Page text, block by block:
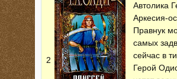
2
Автолика
Аркесия-
Правнук
самых
сейчас в
Герой